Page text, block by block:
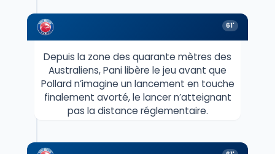
61'
Depuis la zone des quarante mètres des
Australiens, Pani libère le jeu avant que
Pollard n’imagine un lancement en touche
finalement avorté, le lancer n’atteignant
pas la distance réglementaire.